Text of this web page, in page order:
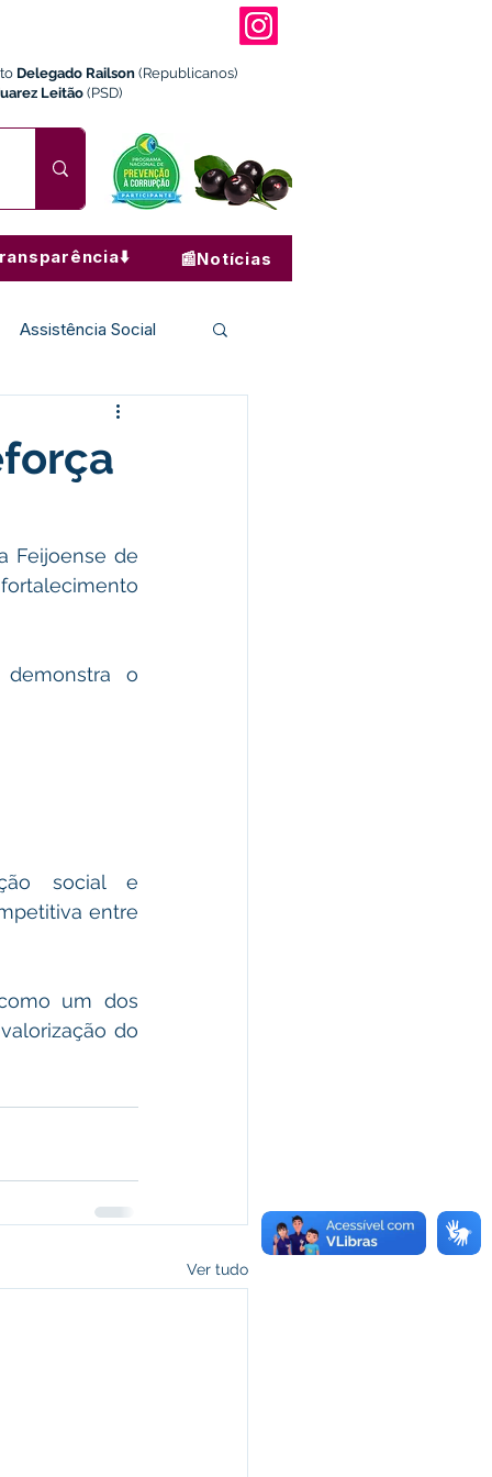
Delegado Railson (Republicanos)
Leitão (PSD)
📰Notícias
Assistência Social
Institucional e Governo
Civil
Feijoense de
o
social e
entre
um dos
do
Ver tudo